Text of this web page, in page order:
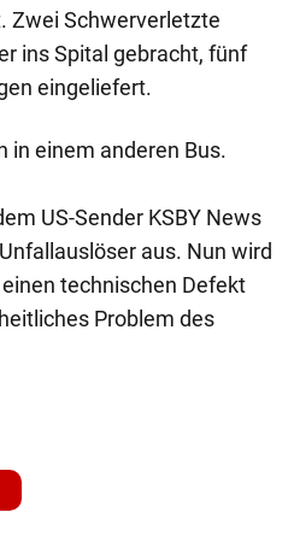
Zwei Schwerverletzte
ins Spital gebracht, fünf
eingeliefert.
in einem anderen Bus.
US-Sender KSBY News
aus. Nun wird
technischen Defekt
Problem des